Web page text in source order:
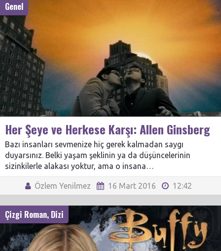
Genel
Her Şeye ve Herkese Karşı: Allen Ginsberg
Bazı insanları sevmenize hiç gerek kalmadan saygı
duyarsınız. Belki yaşam şeklinin ya da düşüncelerinin
sizinkilerle alakası yoktur, ama o insana…
Özlem Yenilmez 16 Mart 2016 12:42
Çizgi Roman, Dizi